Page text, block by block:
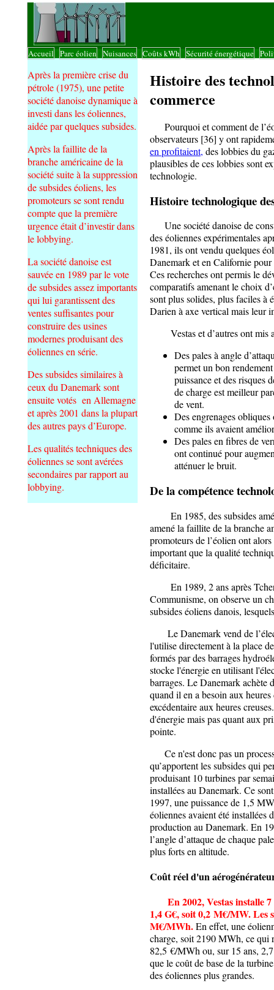
Accueil Parc éolien Nuisances Coûts kWh Sécurité énergétique
Après la première crise du
pétrole (1975), une petite
société danoise dynamique à
investi dans les éoliennes,
aidée par quelques subsides.
Après la faillite de la
branche américaine de la
société suite à la suppression
de subsides éoliens, les
promoteurs se sont rendu
compte que la première
urgence était d’investir dans
le lobbying.
La société danoise est
sauvée en 1989 par le vote
de subsides assez importants
qui lui garantissent des
ventes suffisantes pour
construire des usines
modernes produisant des
éoliennes en série.
Des subsides similaires à
ceux du Danemark sont
ensuite votés en Allemagne
et après 2001 dans la plupart
des autres pays d’Europe.
Les qualités techniques des
éoliennes se sont avérées
secondaires par rapport au
lobbying.
Histoire des
commerce
Pourquoi et comment de
observateurs [36] y ont
en profitaient, des lobbies du
plausibles de ces lobbies sont
technologie.
Histoire technologique
Une société danoise de
des éoliennes expérimentales
1981, ils ont vendu quelques
Danemark et en Californie pour
Ces recherches ont permis le
comparatifs amenant le choix
sont plus solides, plus faciles à
Darien à axe vertical mais leur
Vestas et d’autres ont mis
Des pales à angle
permet un bon
puissance et des risques
de charge est meilleur
de vent.
Des engrenages
comme ils avaient
Des pales en fibres de
ont continué pour
atténuer le bruit.
De la compétence
En 1985, des subsides
amené la faillite de la branche
promoteurs de l’éolien ont
important que la qualité
déficitaire.
En 1989, 2 ans après
Communisme, on observe un
subsides éoliens danois,
Le Danemark vend de
l'utilise directement à la place
formés par des barrages
stocke l'énergie en utilisant
barrages. Le Danemark achète
quand il en a besoin aux
excédentaire aux heures
d'énergie mais pas quant aux
pointe.
Ce n'est donc pas un
qu’apportent les subsides qui
produisant 10 turbines par
installées au Danemark. Ce
1997, une puissance de 1,5
éoliennes avaient été installées
production au Danemark. En
l’angle d’attaque de chaque
plus forts en altitude.
Coût réel d'un
En 2002, Vestas installe
1,4 G€, soit 0,2 M€/MW. Les
M€/MWh.En effet, une
charge, soit 2190 MWh, ce qui
82,5 €/MWh ou, sur 15 ans,
que le coût de base de la
des éoliennes plus grandes.